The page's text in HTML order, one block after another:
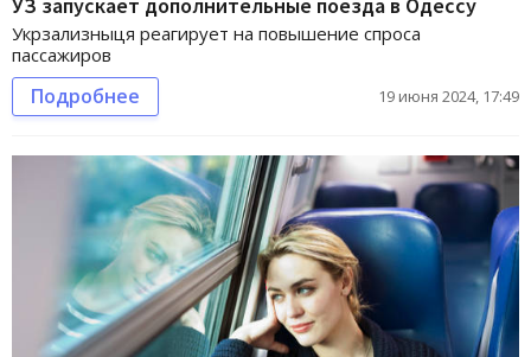
УЗ запускает дополнительные поезда в Одессу
Укрзализныця реагирует на повышение спроса
пассажиров
Подробнее 19 июня 2024, 17:49